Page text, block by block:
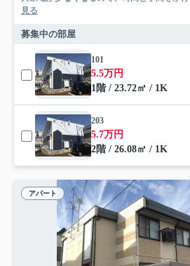
見る
募集中の部屋
101
5.5万円
1階 / 23.72㎡ / 1K
203
5.7万円
2階 / 26.08㎡ / 1K
アパート